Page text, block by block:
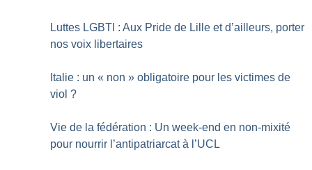
Luttes LGBTI : Aux Pride de Lille et d’ailleurs, porter
nos voix libertaires
Italie : un « non » obligatoire pour les victimes de
viol ?
Vie de la fédération : Un week-end en non-mixité
pour nourrir l’antipatriarcat à l’UCL